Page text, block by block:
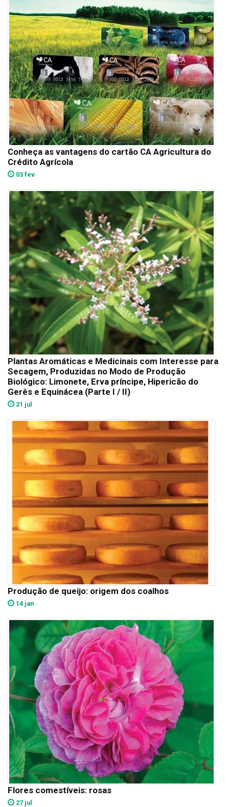
Conheça as vantagens do cartão CA Agricultura do
Crédito Agrícola
03 fev
Plantas Aromáticas e Medicinais com Interesse para
Secagem, Produzidas no Modo de Produção
Biológico: Limonete, Erva príncipe, Hipericão do
Gerês e Equinácea (Parte I / II)
21 jul
Produção de queijo: origem dos coalhos
14 jan
Flores comestíveis: rosas
27 jul